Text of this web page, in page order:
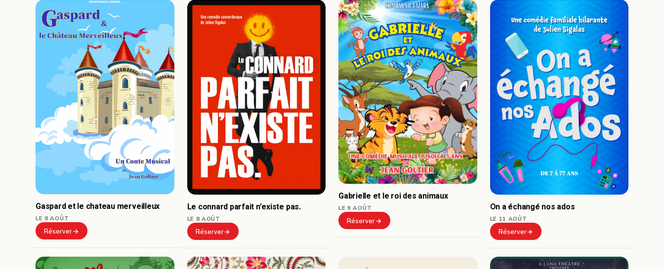
Gaspard et le chateau merveilleux
LE 8 AOÛT
Réserver
Le connard parfait n’existe pas.
LE 8 AOÛT
Réserver
Gabrielle et le roi des animaux
LE 9 AOÛT
Réserver
On a échangé nos ados
LE 11 AOÛT
Réserver